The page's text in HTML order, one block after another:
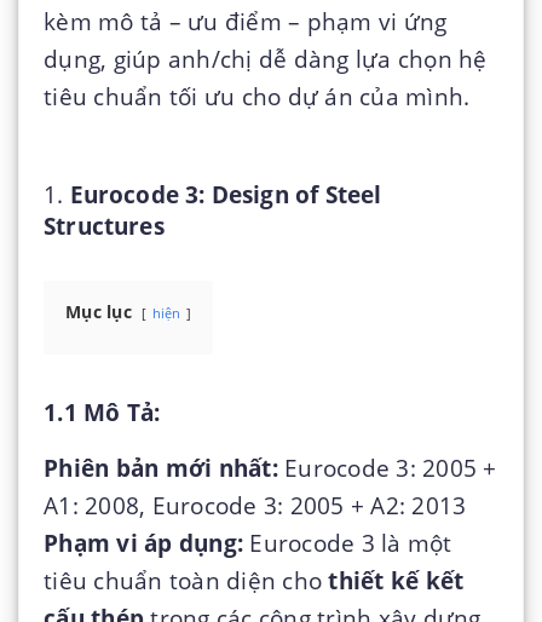
kèm mô tả – ưu điểm – phạm vi ứng
dụng, giúp anh/chị dễ dàng lựa chọn hệ
tiêu chuẩn tối ưu cho dự án của mình.
1. Eurocode 3: Design of Steel
Structures
Mục lục hiện
1.1 Mô Tả:
Phiên bản mới nhất:Eurocode 3: 2005 +
A1: 2008, Eurocode 3: 2005 + A2: 2013
Phạm vi áp dụng: Eurocode 3 là một
tiêu chuẩn toàn diện chothiết kế kết